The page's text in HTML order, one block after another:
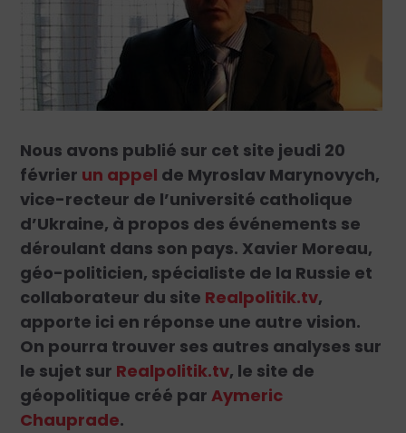
Nous avons publié sur cet site jeudi 20
février un appel de Myroslav Marynovych,
vice-recteur de l’université catholique
d’Ukraine, à propos des événements se
déroulant dans son pays. Xavier Moreau,
géo-politicien, spécialiste de la Russie et
collaborateur du site Realpolitik.tv,
apporte ici en réponse une autre vision.
On pourra trouver ses autres analyses sur
le sujet sur Realpolitik.tv, le site de
géopolitique créé parAymeric
Chauprade.